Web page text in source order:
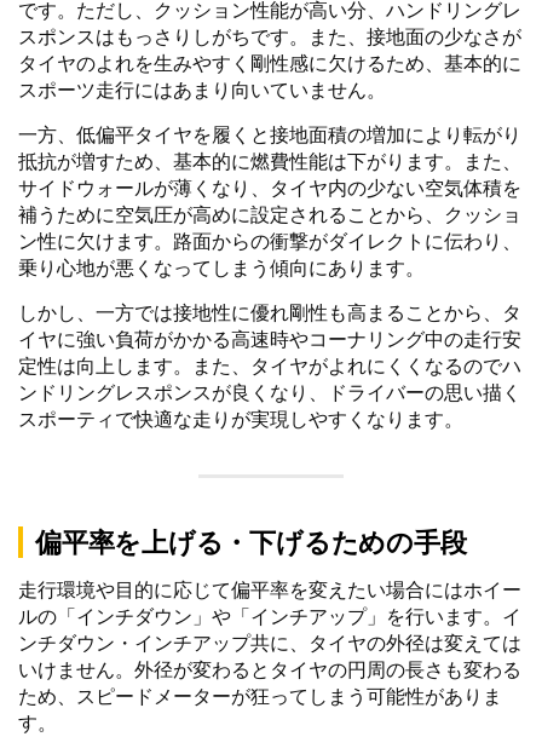
です。ただし、クッション性能が高い分、ハンドリングレ
スポンスはもっさりしがちです。また、接地面の少なさが
タイヤのよれを生みやすく剛性感に欠けるため、基本的に
スポーツ走行にはあまり向いていません。
一方、低偏平タイヤを履くと接地面積の増加により転がり
抵抗が増すため、基本的に燃費性能は下がります。また、
サイドウォールが薄くなり、タイヤ内の少ない空気体積を
補うために空気圧が高めに設定されることから、クッショ
ン性に欠けます。路面からの衝撃がダイレクトに伝わり、
乗り心地が悪くなってしまう傾向にあります。
しかし、一方では接地性に優れ剛性も高まることから、タ
イヤに強い負荷がかかる高速時やコーナリング中の走行安
定性は向上します。また、タイヤがよれにくくなるのでハ
ンドリングレスポンスが良くなり、ドライバーの思い描く
スポーティで快適な走りが実現しやすくなります。
偏平率を上げる・下げるための手段
走行環境や目的に応じて偏平率を変えたい場合にはホイー
ルの「インチダウン」や「インチアップ」を行います。イ
ンチダウン・インチアップ共に、タイヤの外径は変えては
いけません。外径が変わるとタイヤの円周の長さも変わる
ため、スピードメーターが狂ってしまう可能性がありま
す。